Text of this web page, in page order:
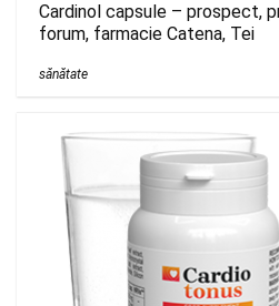
Cardinol capsule – prospect,
forum, farmacie Catena, Tei
sănătate